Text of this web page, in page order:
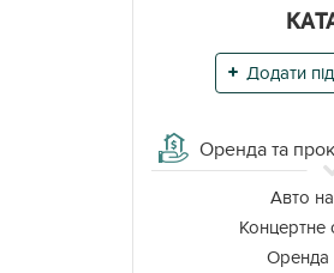
Додати
Оренда та
Авто
Концертне
Оренда